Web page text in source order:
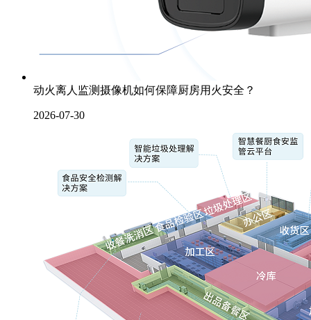
动火离人监测摄像机如何保障厨房用火安全？
2026-07-30